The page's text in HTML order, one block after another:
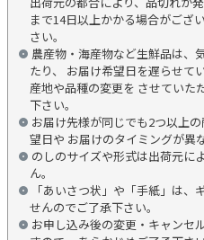
まで14日以上かかる場合がござ
さい。
農産物・海産物など生鮮品は、
たり、 お届け希望日を遅らせて
産地や品種の変更を させていた
下さい。
お届け先様が同じでも2つ以上
望日や お届けのタイミングが異
のしのサイズや形式は出荷元に
ん。
「あいさつ状」や「手紙」は
せんのでご了承下さい。
お申し込み後の変更・キャンセ